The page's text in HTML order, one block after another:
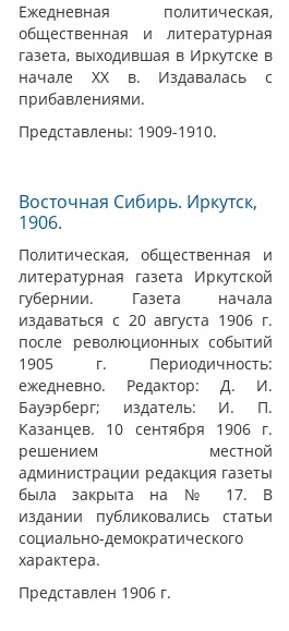
Ежедневная политическая,
общественная и литературная
газета, выходившая в Иркутске в
начале ХХ в. Издавалась с
прибавлениями.
Представлены: 1909-1910.
Восточная Сибирь. Иркутск,
1906.
Политическая, общественная и
литературная газета Иркутской
губернии. Газета начала
издаваться с 20 августа 1906 г.
после революционных событий
1905 г. Периодичность:
ежедневно. Редактор: Д. И.
Бауэрберг; издатель: И. П.
Казанцев. 10 сентября 1906 г.
решением местной
администрации редакция газеты
была закрыта на № 17. В
издании публиковались статьи
социально-демократического
характера.
Представлен 1906 г.